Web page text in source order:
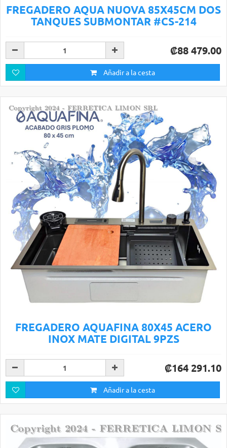
FREGADERO AQUA NUOVA 85X45CM DOS
TANQUES SUBMONTAR #CS-214
₡88 479.00
Añadir a la cesta
FREGADERO AQUAFINA 80X45 ACERO
INOX MATE DIGITAL 9PZS
₡164 291.10
Añadir a la cesta